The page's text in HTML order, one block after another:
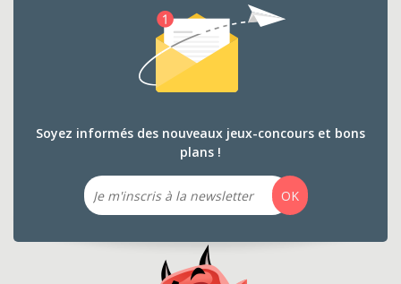
Soyez informés des nouveaux jeux-concours et bons
plans !
Email
OK